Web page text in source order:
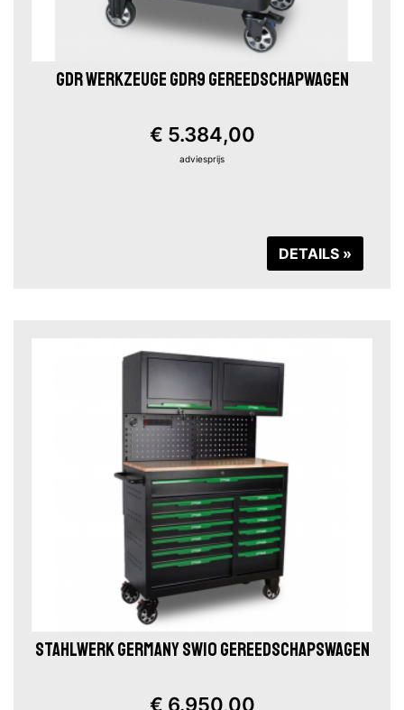
GDR WERKZEUGE GDR9 GEREEDSCHAPWAGEN
€ 5.384,00
adviesprijs
DETAILS »
STAHLWERK GERMANY SW10 GEREEDSCHAPSWAGEN
€ 6.950,00